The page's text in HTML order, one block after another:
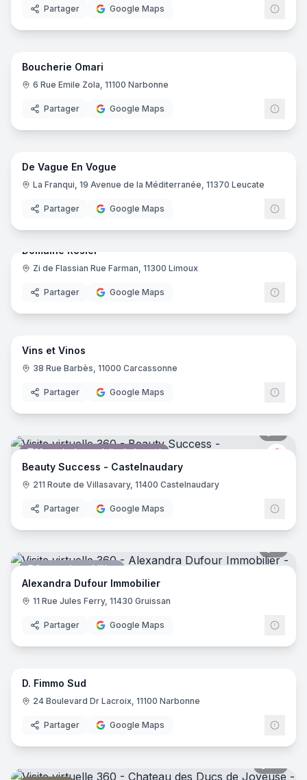
Partager Google Maps
Boucherie
6
Boucherie Omari
6 Rue Emile Zola, 11100 Narbonne
Partager Google Maps
Salon de coiffure
5
De Vague En Vogue
La Franqui, 19 Avenue de la Méditerranée, 11370 Leucate
Partager Google Maps
Vignoble
Domaine Rosier
Zi de Flassian Rue Farman, 11300 Limoux
Partager Google Maps
Caviste
5
Vins et Vinos
38 Rue Barbès, 11000 Carcassonne
Partager Google Maps
Magasin de produits de beauté
Beauty Success - Castelnaudary
211 Route de Villasavary, 11400 Castelnaudary
Partager Google Maps
Agence immobilière
Alexandra Dufour Immobilier
11 Rue Jules Ferry, 11430 Gruissan
Partager Google Maps
Agence immobilière
8
D. Fimmo Sud
24 Boulevard Dr Lacroix, 11100 Narbonne
Partager Google Maps